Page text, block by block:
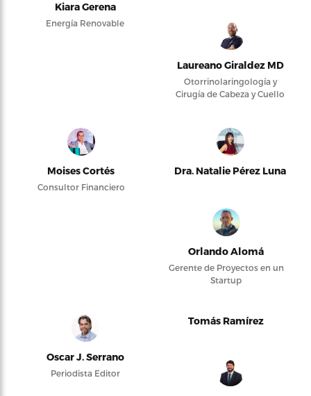
Kiara Gerena
Energía Renovable
Laureano Giraldez MD
Otorrinolaringología y
Cirugía de Cabeza y Cuello
Moises Cortés
Consultor Financiero
Dra. Natalie Pérez Luna
Orlando Alomá
Gerente de Proyectos en un
Startup
Oscar J. Serrano
Periodista Editor
Tomás Ramírez